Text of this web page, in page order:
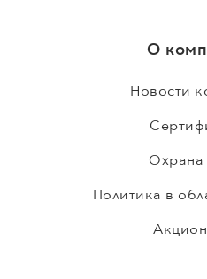
О
Новости
Охрана
Политика в